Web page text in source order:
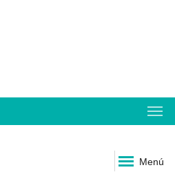
Menú